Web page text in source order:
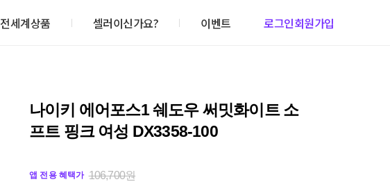
전세계상품 셀러이신가요? 이벤트 로그인회원가입
나이키 에어포스1 쉐도우 써밋화이트 소
프트 핑크 여성 DX3358-100
앱 전용 혜택가 106,700원